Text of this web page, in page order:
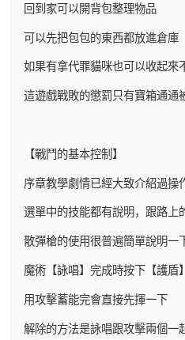
回到家可以開背包整理物品
可以先把包包的東西都放進倉庫
如果有拿代罪貓咪也可以收起來
這遊戲戰敗的懲罰只有寶箱通通
【戰鬥的基本控制】
序章教學劇情已經大致介紹過操
選單中的技能都有說明，跟路上
散彈槍的使用很普遍簡單說明一
魔術【詠唱】完成時按下【護盾
用攻擊蓄能完會直接先揮一下
解除的方法是詠唱跟攻擊兩個一